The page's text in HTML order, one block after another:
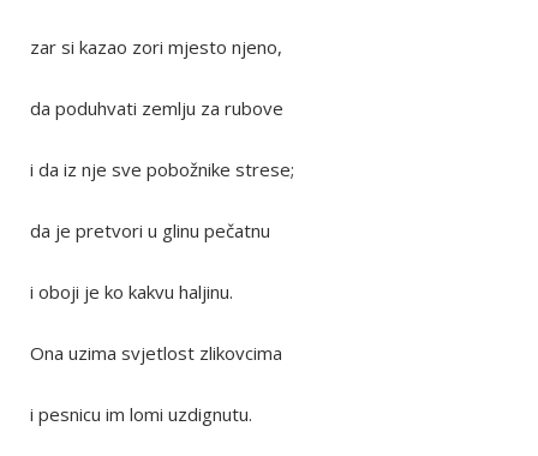
zar si kazao zori mjesto njeno,
da poduhvati zemlju za rubove
i da iz nje sve pobožnike strese;
da je pretvori u glinu pečatnu
i oboji je ko kakvu haljinu.
Ona uzima svjetlost zlikovcima
i pesnicu im lomi uzdignutu.